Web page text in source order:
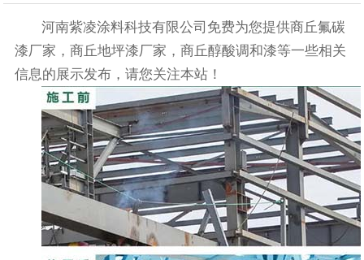
河南紫凌涂料科技有限公司免费为您提供商丘氟碳
漆厂家 ，商丘地坪漆厂家，商丘醇酸调和漆等一些相关
信息的展示发布，请您关注本站！